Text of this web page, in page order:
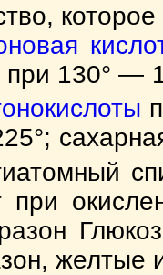
которое
при 130° —
при
желтые